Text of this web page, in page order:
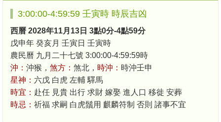
3:00:00-4:59:59 壬寅時 時辰吉凶
西曆 2028年11月13日 3點0分-4點59分
戊申年 癸亥月 壬寅日 壬寅時
農民曆 九月二十七號 3:00:00-4:59:59時
沖： 沖猴， 煞方： 煞北， 時沖： 時沖壬申
星神： 六戊 白虎 左輔 驛馬
時宜： 赴任 見貴 出行 求財 嫁娶 進人口 移徙 安葬
時忌： 祈福 求嗣 白虎鬚用 麒麟符制 否則 諸事不宜